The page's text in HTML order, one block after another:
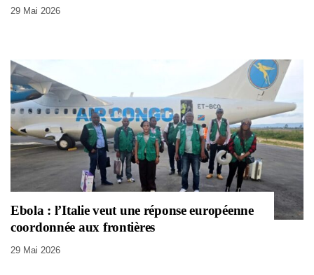
29 Mai 2026
Ebola : l’Italie veut une réponse européenne
coordonnée aux frontières
29 Mai 2026